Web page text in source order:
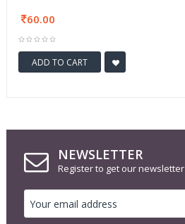
60.00
ADD TO CART
NEWSLETTER
Register to get our newsletter